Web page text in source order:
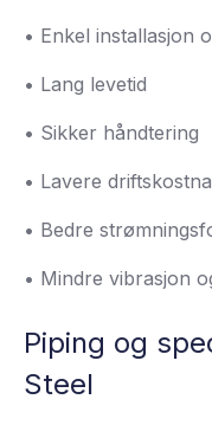
• Enkel installasjon
• Lang levetid
• Sikker håndtering
• Lavere
• Bedre
• Mindre vibrasjon
Piping og
Steel